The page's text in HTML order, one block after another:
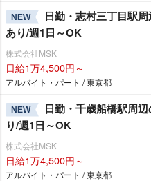
NEW
日勤・志村三丁目駅
あり/週1日～OK
株式会社MSK
日給1万4,500円～
アルバイト・パート / 東京都
NEW
日勤・千歳船橋駅周
り/週1日～OK
株式会社MSK
日給1万4,500円～
アルバイト・パート / 東京都